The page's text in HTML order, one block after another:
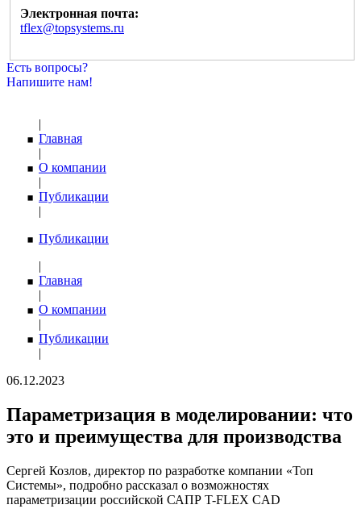
Электронная почта:
tflex@topsystems.ru
Есть вопросы?
Напишите нам!
|
Главная
|
О компании
|
Публикации
|
Публикации
|
Главная
|
О компании
|
Публикации
|
06.12.2023
Параметризация в моделировании: что
это и преимущества для производства
Сергей Козлов, директор по разработке компании «Топ
Системы», подробно рассказал о возможностях
параметризации российской САПР T-FLEX CAD